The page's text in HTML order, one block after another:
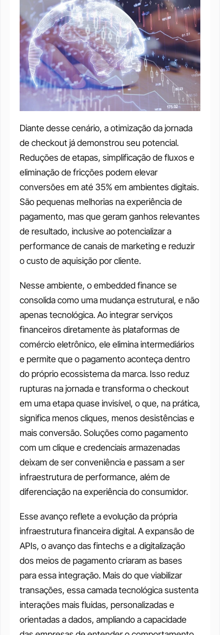
Diante desse cenário, a otimização da jornada
de checkout já demonstrou seu potencial.
Reduções de etapas, simplificação de fluxos e
eliminação de fricções podem elevar
conversões em até 35% em ambientes digitais.
São pequenas melhorias na experiência de
pagamento, mas que geram ganhos relevantes
de resultado, inclusive ao potencializar a
performance de canais de marketing e reduzir
o custo de aquisição por cliente.
Nesse ambiente, o embedded finance se
consolida como uma mudança estrutural, e não
apenas tecnológica. Ao integrar serviços
financeiros diretamente às plataformas de
comércio eletrônico, ele elimina intermediários
e permite que o pagamento aconteça dentro
do próprio ecossistema da marca. Isso reduz
rupturas na jornada e transforma o checkout
em uma etapa quase invisível, o que, na prática,
significa menos cliques, menos desistências e
mais conversão. Soluções como pagamento
com um clique e credenciais armazenadas
deixam de ser conveniência e passam a ser
infraestrutura de performance, além de
diferenciação na experiência do consumidor.
Esse avanço reflete a evolução da própria
infraestrutura financeira digital. A expansão de
APIs, o avanço das fintechs e a digitalização
dos meios de pagamento criaram as bases
para essa integração. Mais do que viabilizar
transações, essa camada tecnológica sustenta
interações mais fluidas, personalizadas e
orientadas a dados, ampliando a capacidade